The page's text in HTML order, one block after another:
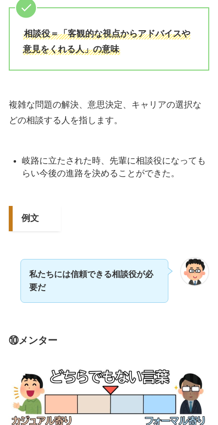
相談役＝「客観的な視点からアドバイスや
意見をくれる人」の意味
複雑な問題の解決、意思決定、キャリアの選択な
どの相談する人を指します。
岐路に立たされた時、先輩に相談役になっても
らい今後の進路を決めることができた。
例文
私たちには信頼できる相談役が必
要だ
⑩メンター